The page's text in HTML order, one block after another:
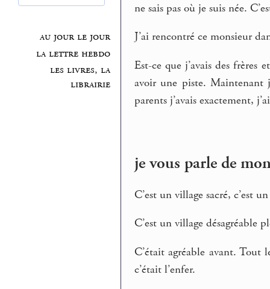
au jour le jour
la lettre hebdo
les livres, la
librairie
ne sais pas où je suis née.
J’ai rencontré ce monsieur
Est-ce que j’avais des frères
avoir une piste. Maintenant
parents j’avais exactement,
je vous parle de
C’est un village sacré, c’est
C’est un village désagréable
C’était agréable avant. Tout
c’était l’enfer.